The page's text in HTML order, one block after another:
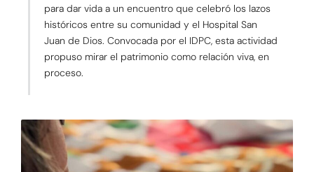
para dar vida a un encuentro que celebró los lazos
históricos entre su comunidad y el Hospital San
Juan de Dios. Convocada por el IDPC, esta actividad
propuso mirar el patrimonio como relación viva, en
proceso.